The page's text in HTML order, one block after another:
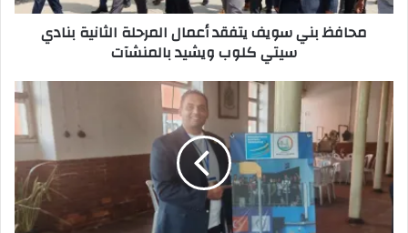
سيتي
كلوبمحافظ بني سويف يتفقد أعمال المرحلة الثانية بنادي
سيتي كلوب ويشيد بالمنشآت
مصر
تتوج
بجائزة
أفضل
تجربة
وتطور
اتحاد